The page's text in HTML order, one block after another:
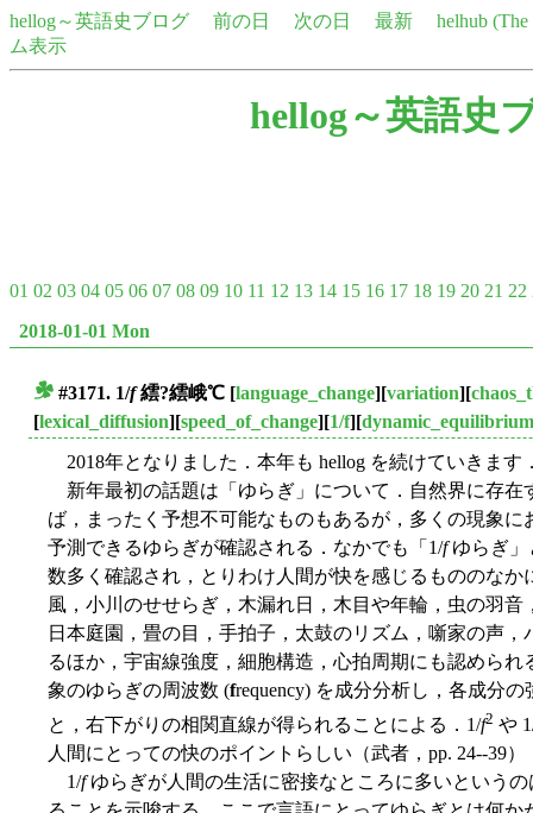
hellog～英語史ブログ 前の日 次の日 最新
helhub
ム表示
hellog～英語史
01 02 03 04 05 06 07 08 09 10 11 12 13 14 15 16 17 18 19 20 21 22
2018-01-01 Mon
#3171. 1/f繧?繧峨℃ [language_change][variation][
[lexical_diffusion][speed_of_change][1/f][dynamic_equilibrium
2018年となりました．本年も hellog を続けていきます
新年最初の話題は「ゆらぎ」について．自然界に存在
ば，まったく予想不可能なものもあるが，多くの現象
予測できるゆらぎが確認される．なかでも「1/fゆらぎ」
数多く確認され，とりわけ人間が快を感じるもののな
風，小川のせせらぎ，木漏れ日，木目や年輪，虫の羽
日本庭園，畳の目，手拍子，太鼓のリズム，噺家の声
るほか，宇宙線強度，細胞構造，心拍周期にも認められ
象のゆらぎの周波数 (frequency) を成分分析し，各成分
と，右下がりの相関直線が得られることによる．1/f2 や
人間にとっての快のポイントらしい（武者，pp. 24--39）
1/fゆらぎが人間の生活に密接なところに多いという